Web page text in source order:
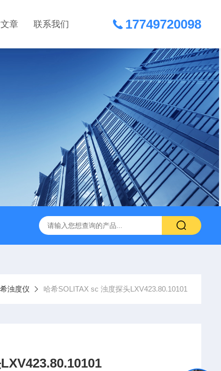
章 联系我们 17749720098
哈希HQ40D便携式多参数水质分析仪 哈希PD1P1在线PH
浊度仪 哈希SOLITAX sc 浊度探头LXV423.80.10101